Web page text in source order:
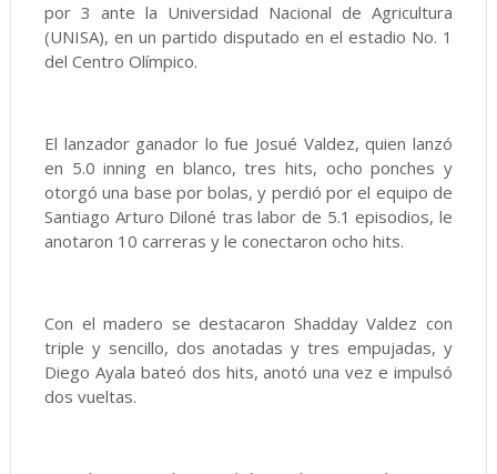
por 3 ante la Universidad Nacional de Agricultura
(UNISA), en un partido disputado en el estadio No. 1
del Centro Olímpico.
El lanzador ganador lo fue Josué Valdez, quien lanzó
en 5.0 inning en blanco, tres hits, ocho ponches y
otorgó una base por bolas, y perdió por el equipo de
Santiago Arturo Diloné tras labor de 5.1 episodios, le
anotaron 10 carreras y le conectaron ocho hits.
Con el madero se destacaron Shadday Valdez con
triple y sencillo, dos anotadas y tres empujadas, y
Diego Ayala bateó dos hits, anotó una vez e impulsó
dos vueltas.